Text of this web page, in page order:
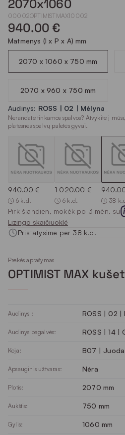
2070x1060
00002OPTIMISTMAX10002
940.00 €
Matmenys (I x P x A) mm
2070 x 1060 x 750 mm
2070 x 960 x 750 mm
Audinys: ROSS | 02 | Mėlyna
Nerandate tinkamos spalvos? Atvykite į
platesnės spalvų paletės gyvai.
940.00 €
6 k.d.
1 020.00 €
6 k.d. 38
Pirk šiandien, mokėk po 3 mėn. su
Lizingo skaičiuoklė
Pristatysime per 38 k.d.
Prekės aprašymas
OPTIMIST MAX
Audinys : ROSS | 02 |
Audinys pagalvės: ROSS | 14 |
Koja: B07 | Juoda
Apsauginis užtvaras: Nėra
Plotis: 2070 mm
Aukštis: 750 mm
Gylis: 1060 mm